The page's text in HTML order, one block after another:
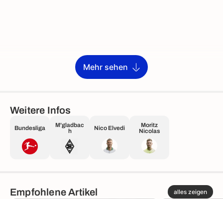
Mehr sehen
Weitere Infos
Bundesliga
M'gladbac
h
Nico Elvedi
Moritz
Nicolas
Empfohlene Artikel alles zeigen